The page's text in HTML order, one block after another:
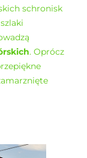
schronisk
. Oprócz